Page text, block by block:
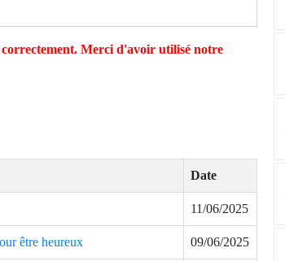
correctement. Merci d'avoir utilisé notre
Date
11/06/2025
être heureux 09/06/2025